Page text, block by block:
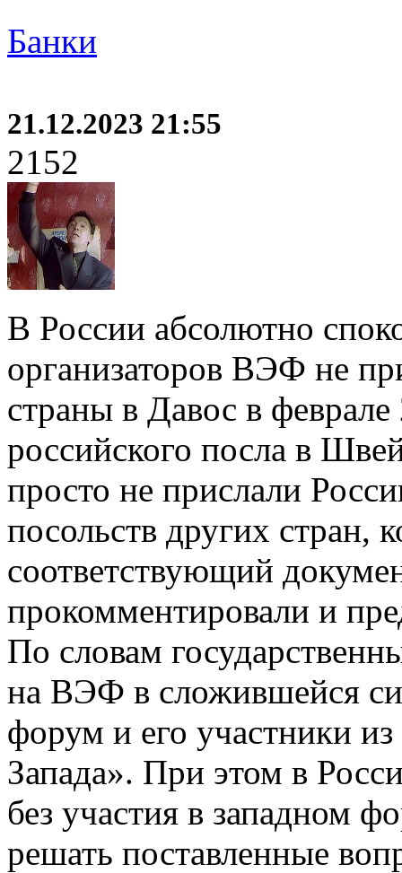
Банки
21.12.2023 21:55
2152
В России абсолютно
организаторов ВЭФ не
страны в Давос в
российского посла в
просто не прислали
посольств других стран,
соответствующий
прокомментировали и
По словам
на ВЭФ в сложившейся
форум и его участники из
Запада». При этом в
без участия в западном
решать поставленные